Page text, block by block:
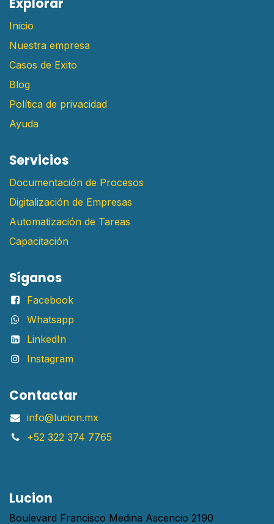
E​xplorar
Inicio
Nuestra empresa
Casos de Exito
Blog
Política de privacidad
Ayuda
Servicios
Documentación de Procesos
Digitalización de Empresas
Automatización de Tareas
Capacitación
Síganos
Facebook
Whatsapp
LinkedIn
Instagram
Contactar
info@lucion.mx
+52 322 374 7765
Lucion
Boulevard Francisco Medina Ascencio 2190